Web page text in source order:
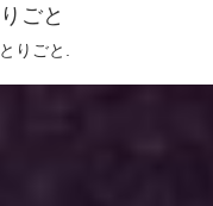
ごと
りごと.